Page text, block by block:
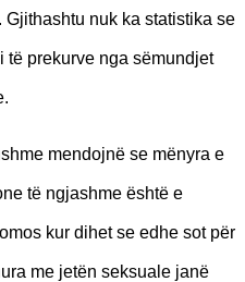
nuk ka statistika se
të prekurve nga sëmundjet
mendojnë se mënyra e
të ngjashme është e
kur dihet se edhe sot për
me jetën seksuale janë